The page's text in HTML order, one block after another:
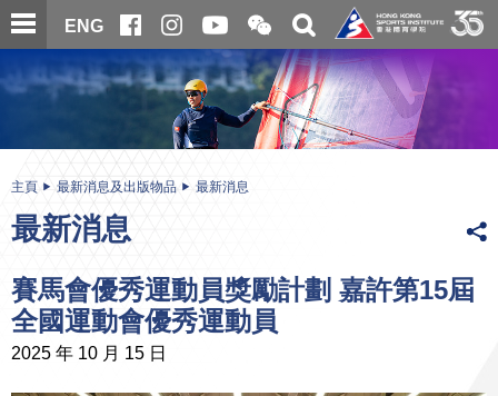
跳
至
內
ENG
開
合
微
信
二
維
碼
關
搜
尋
内
主頁 最新消息及出版物品 最新消息
最新消息
賽馬會優秀運動員獎勵計劃 嘉許第15屆
全國運動會優秀運動員
2025 年 10 月 15 日